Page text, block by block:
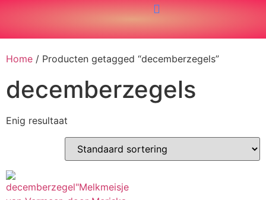
Home / Producten getagged “decemberzegels”
decemberzegels
Enig resultaat